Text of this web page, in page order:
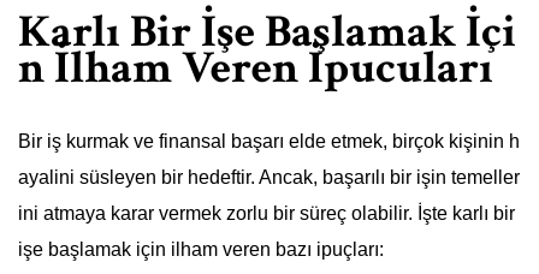
Karlı Bir İşe Başlamak İçi
n İlham Veren İpucuları
Bir iş kurmak ve finansal başarı elde etmek, birçok kişinin h
ayalini süsleyen bir hedeftir. Ancak, başarılı bir işin temeller
ini atmaya karar vermek zorlu bir süreç olabilir. İşte karlı bir
işe başlamak için ilham veren bazı ipuçları: